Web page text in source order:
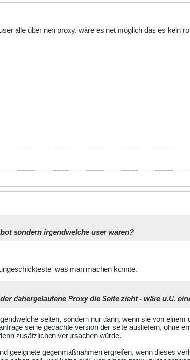
alle über nen proxy. wäre es net möglich das es kein
sondern irgendwelche user waren?
was man machen könnte.
dahergelaufene Proxy die Seite zieht - wäre u.U.
seiten, sondern nur dann, wenn sie von einem
seine gecachte version der seite ausliefern, ohne
zusätzlichen verursachen würde.
geeignete gegenmaßnahmen ergreifen, wenn dieses